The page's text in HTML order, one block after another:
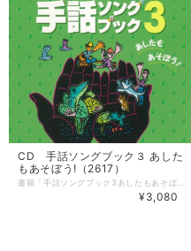
CD 手話ソングブック３ あした
もあそぼう!（2617）
¥3,080